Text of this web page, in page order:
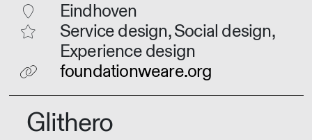
Eindhoven
Service design, Social design,
Experience design
foundationweare.org
Glithero